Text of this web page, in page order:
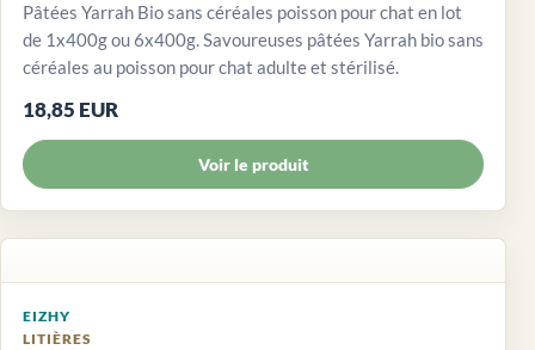
Pâtées Yarrah Bio sans céréales poisson pour chat en lot
de 1x400g ou 6x400g. Savoureuses pâtées Yarrah bio sans
céréales au poisson pour chat adulte et stérilisé.
18,85 EUR
Voir le produit
EIZHY
LITIÈRES